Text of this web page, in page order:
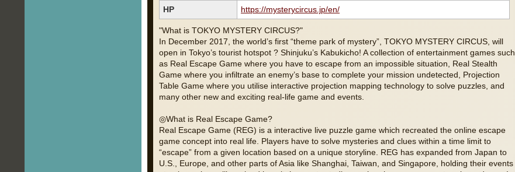
HP
https://mysterycircus.jp/en/
"What is TOKYO MYSTERY CIRCUS?"
In December 2017, the world’s first “theme park of mystery”, TOKYO MYSTERY CIRCUS, will
open in Tokyo’s tourist hotspot ? Shinjuku’s Kabukicho! A collection of entertainment games such
as Real Escape Game where you have to escape from an impossible situation, Real Stealth
Game where you infiltrate an enemy’s base to complete your mission undetected, Projection
Table Game where you utilise interactive projection mapping technology to solve puzzles, and
many other new and exciting real-life game and events.
◎What is Real Escape Game?
Real Escape Game (REG) is a interactive live puzzle game which recreated the online escape
game concept into real life. Players have to solve mysteries and clues within a time limit to
“escape” from a given location based on a unique storyline. REG has expanded from Japan to
U.S., Europe, and other parts of Asia like Shanghai, Taiwan, and Singapore, holding their events